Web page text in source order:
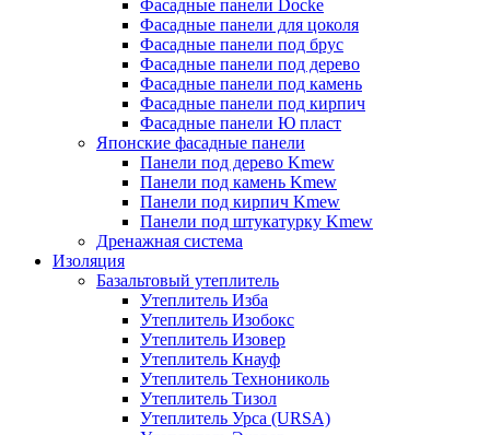
Фасадные панели Docke
Фасадные панели для цоколя
Фасадные панели под брус
Фасадные панели под дерево
Фасадные панели под камень
Фасадные панели под кирпич
Фасадные панели Ю пласт
Японские фасадные панели
Панели под дерево Kmew
Панели под камень Kmew
Панели под кирпич Kmew
Панели под штукатурку Kmew
Дренажная система
Изоляция
Базальтовый утеплитель
Утеплитель Изба
Утеплитель Изобокс
Утеплитель Изовер
Утеплитель Кнауф
Утеплитель Технониколь
Утеплитель Тизол
Утеплитель Урса (URSA)